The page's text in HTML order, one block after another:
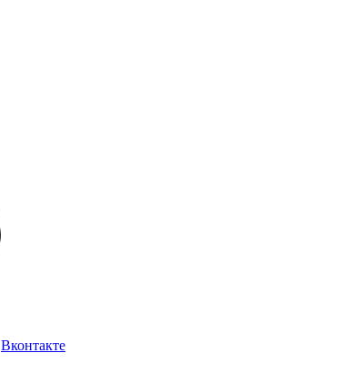
Вконтакте